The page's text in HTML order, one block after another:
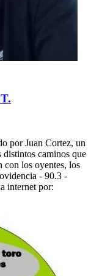
por Juan Cortez, un
distintos caminos que
con los oyentes, los
- 90.3 -
internet por: